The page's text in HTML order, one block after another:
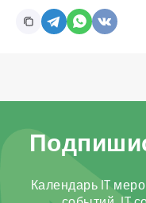
Календарь IT